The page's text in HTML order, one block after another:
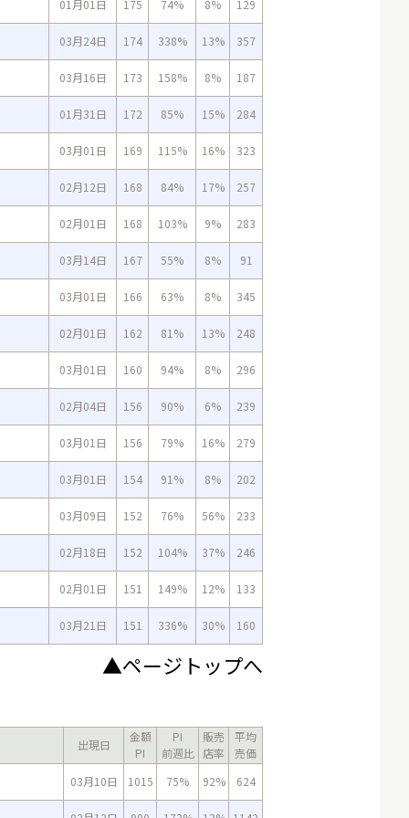
01月01日 175 74% 8% 129
03月24日 174 338% 13% 357
03月16日 173 158% 8% 187
01月31日 172 85% 15% 284
03月01日 169 115% 16% 323
02月12日 168 84% 17% 257
02月01日 168 103% 9% 283
03月14日 167 55% 8% 91
03月01日 166 63% 8% 345
02月01日 162 81% 13% 248
03月01日 160 94% 8% 296
02月04日 156 90% 6% 239
03月01日 156 79% 16% 279
03月01日 154 91% 8% 202
03月09日 152 76% 56% 233
02月18日 152 104% 37% 246
02月01日 151 149% 12% 133
03月21日 151 336% 30% 160
▲ページトップへ
出現日
金額
PI
PI
前週比
販売
店率
平均
売価
03月10日
1015 75% 92% 624